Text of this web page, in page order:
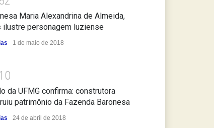
Maria Alexandrina de Almeida,
ilustre personagem luziense
1 de maio de 2018
1 0
da UFMG confirma: construtora
patrimônio da Fazenda Baronesa
24 de abril de 2018